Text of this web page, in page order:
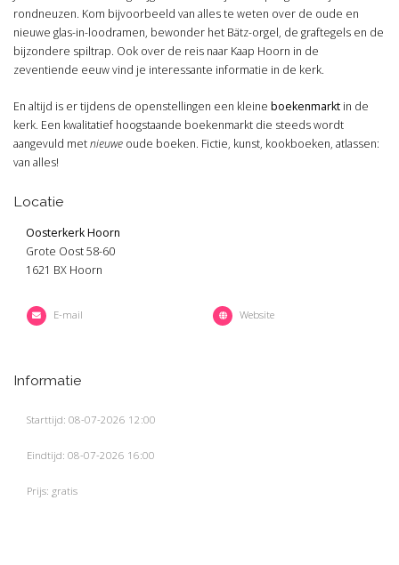
rondneuzen. Kom bijvoorbeeld van alles te weten over de oude en
nieuwe glas-in-loodramen, bewonder het Bätz-orgel, de graftegels en de
bijzondere spiltrap. Ook over de reis naar Kaap Hoorn in de
zeventiende eeuw vind je interessante informatie in de kerk.
En altijd is er tijdens de openstellingen een kleine boekenmarkt in de
kerk. Een kwalitatief hoogstaande boekenmarkt die steeds wordt
aangevuld metnieuwe oude boeken. Fictie, kunst, kookboeken, atlassen:
van alles!
Locatie
Oosterkerk Hoorn
Grote Oost 58-60
1621 BX Hoorn
E-mail Website
Informatie
Starttijd: 08-07-2026 12:00
Eindtijd: 08-07-2026 16:00
Prijs: gratis